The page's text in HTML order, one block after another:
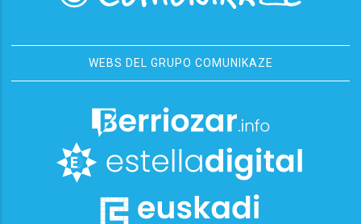
WEBS DEL GRUPO COMUNIKAZE